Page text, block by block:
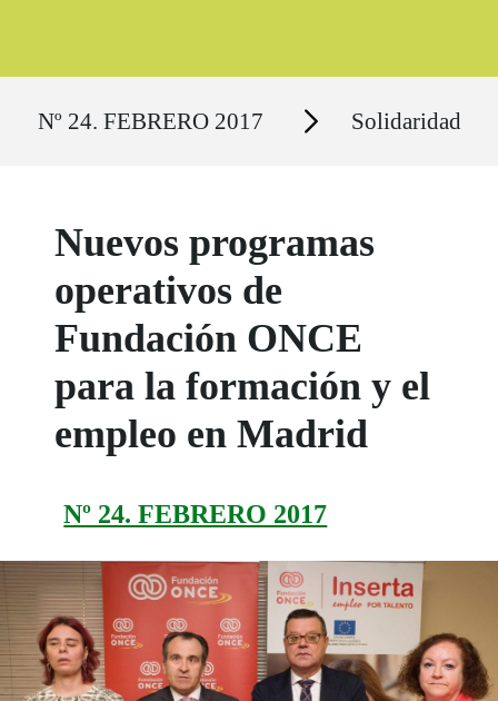
Nº 24. FEBRERO 2017 Secciones Solidaridad
Nuevos programas
operativos de
Fundación ONCE
para la formación y el
empleo en Madrid
Nº 24. FEBRERO 2017